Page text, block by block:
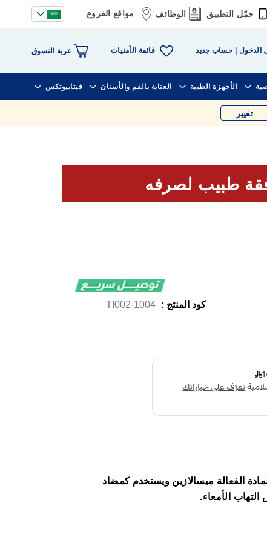
حمّل التطبيق الوظائف مواقع الفروع
الدخول حساب جديد قائمة الأمنيات عربة التسوق
الأجهزة الطبية العناية بالفم والأسنان فيتابيوتكس
تغيير
طبيب لصرفه
كود المنتج : 1004-TI002
على المادة الفعالة ميسالازين ويستخدم كمضاد
الأمعاء.